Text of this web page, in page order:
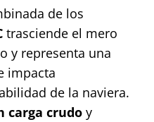
de los
trasciende el mero
y representa una
impacta
de la naviera.
carga crudoy